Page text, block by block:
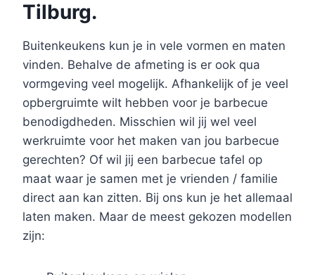
Tilburg.
Buitenkeukens kun je in vele vormen en maten
vinden. Behalve de afmeting is er ook qua
vormgeving veel mogelijk. Afhankelijk of je veel
opbergruimte wilt hebben voor je barbecue
benodigdheden. Misschien wil jij wel veel
werkruimte voor het maken van jou barbecue
gerechten? Of wil jij een barbecue tafel op
maat waar je samen met je vrienden / familie
direct aan kan zitten. Bij ons kun je het allemaal
laten maken. Maar de meest gekozen modellen
zijn: